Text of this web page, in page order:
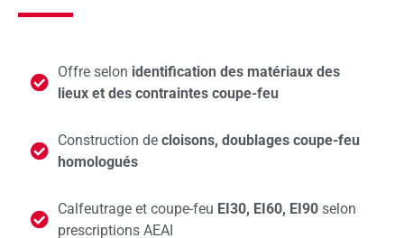
Offre selon identification des matériaux des
lieux et des contraintes coupe-feu
Construction de cloisons, doublages coupe-feu
homologués
Calfeutrage et coupe-feu EI30, EI60, EI90 selon
prescriptions AEAI